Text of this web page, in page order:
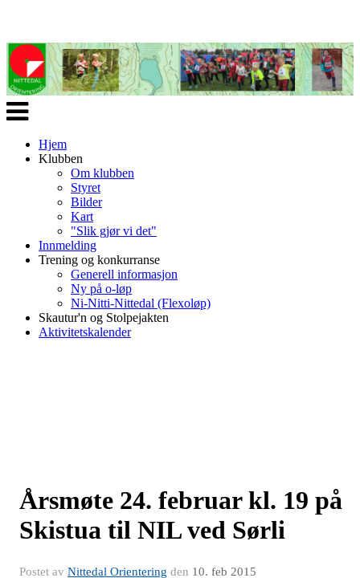
Veksle
navigasjon
Hjem
Klubben
Om klubben
Styret
Bilder
Kart
"Slik gjør vi det"
Innmelding
Trening og konkurranse
Generell informasjon
Ny på o-løp
Ni-Nitti-Nittedal (Flexoløp)
Skautur'n og Stolpejakten
Aktivitetskalender
Årsmøte 24. februar kl. 19 på
Skistua til NIL ved Sørli
Postet av Nittedal Orientering den 10. feb 2015